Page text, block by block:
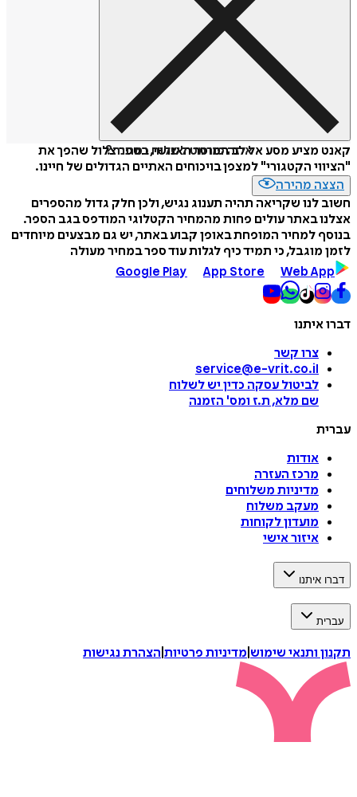
איזה פורמט לשלוח כמתנה?
קאנט מציע מסע אל לב המוסר האנושי, בספר צלול שהפך את
"הציווי הקטגורי" למצפן בויכוחים האתיים הגדולים של חיינו.
הצצה מהירה
חשוב לנו שקריאה תהיה תענוג נגיש, ולכן חלק גדול מהספרים
אצלנו באתר עולים פחות מהמחיר הקטלוגי המודפס בגב הספר.
בנוסף למחיר המופחת באופן קבוע באתר, יש גם מבצעים מיוחדים
לזמן מוגבל, כי תמיד כיף לגלות עוד ספר במחיר מעולה
Google Play
App Store Web App
דברו איתנו
צרו קשר
service@e-vrit.co.il
לביטול עסקה כדין יש לשלוח
שם מלא, ת.ז ומס' הזמנה
עברית
אודות
מרכז העזרה
מדיניות משלוחים
מעקב משלוח
מועדון לקוחות
איזור אישי
דברו איתנו
עברית
תקנון ותנאי שימוש מדיניות פרטיות הצהרת נגישות